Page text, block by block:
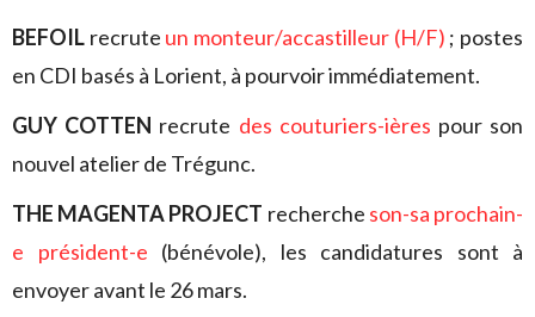
BEFOIL recrute un monteur/accastilleur (H/F) ; postes
en CDI basés à Lorient, à pourvoir immédiatement.
GUY COTTEN recrute des couturiers-ières pour son
nouvel atelier de Trégunc.
THE MAGENTA PROJECT recherche son-sa prochain-
e président-e (bénévole), les candidatures sont à
envoyer avant le 26 mars.